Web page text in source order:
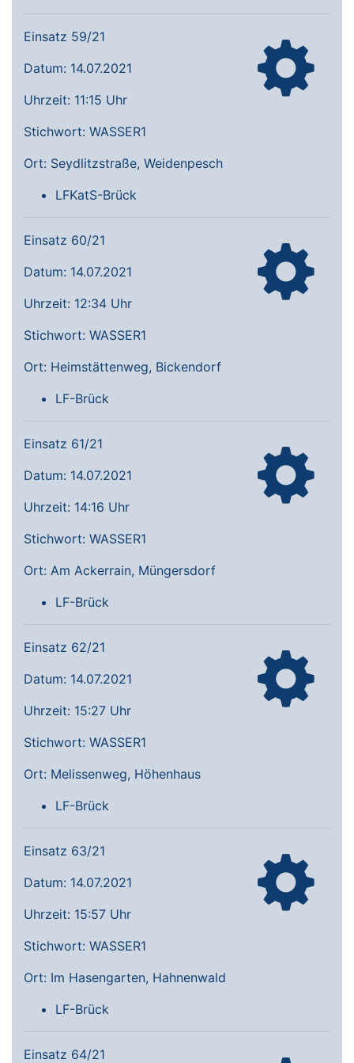
Einsatz 59/21
Datum: 14.07.2021
Uhrzeit: 11:15 Uhr
Stichwort: WASSER1
Ort: Seydlitzstraße, Weidenpesch
LFKatS-Brück
Einsatz 60/21
Datum: 14.07.2021
Uhrzeit: 12:34 Uhr
Stichwort: WASSER1
Ort: Heimstättenweg, Bickendorf
LF-Brück
Einsatz 61/21
Datum: 14.07.2021
Uhrzeit: 14:16 Uhr
Stichwort: WASSER1
Ort: Am Ackerrain, Müngersdorf
LF-Brück
Einsatz 62/21
Datum: 14.07.2021
Uhrzeit: 15:27 Uhr
Stichwort: WASSER1
Ort: Melissenweg, Höhenhaus
LF-Brück
Einsatz 63/21
Datum: 14.07.2021
Uhrzeit: 15:57 Uhr
Stichwort: WASSER1
Ort: Im Hasengarten, Hahnenwald
LF-Brück
Einsatz 64/21